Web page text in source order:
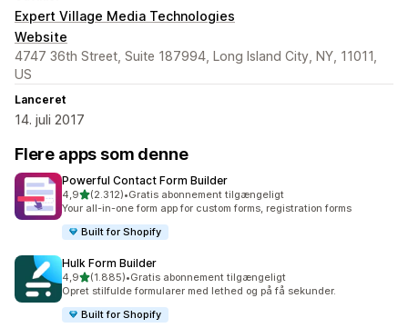
Expert Village Media Technologies
Website
4747 36th Street, Suite 187994, Long Island City, NY, 11011,
US
Lanceret
14. juli 2017
Flere apps som denne
Powerful Contact Form Builder
4,9ud af 5 stjerner
(2.312)
2312 anmeldelser i alt
•Gratis abonnement tilgængeligt
Your all-in-one form app for custom forms, registration forms
Built for Shopify
Hulk Form Builder
4,9ud af 5 stjerner
(1.885)
1885 anmeldelser i alt
•Gratis abonnement tilgængeligt
Opret stilfulde formularer med lethed og på få sekunder.
Built for Shopify